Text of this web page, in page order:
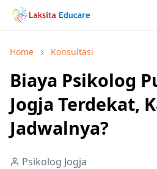
Home Konsultasi
Biaya Psikolog
Jogja Terdekat,
Jadwalnya?
Psikolog Jogja